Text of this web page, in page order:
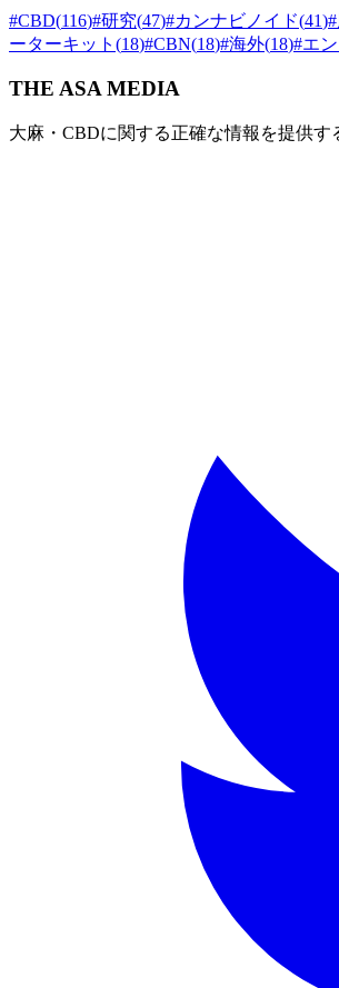
#CBD(116)#研究(47)#カンナビノイド(41)#
ーターキット (18)#CBN(18)#海外(18)#エ
THE ASA MEDIA
大麻・CBDに関する正確な情報を提供